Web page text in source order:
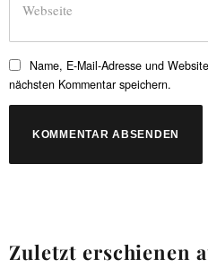
Name, E-Mail-Adresse und
nächsten Kommentar speichern.
Zuletzt erschienen